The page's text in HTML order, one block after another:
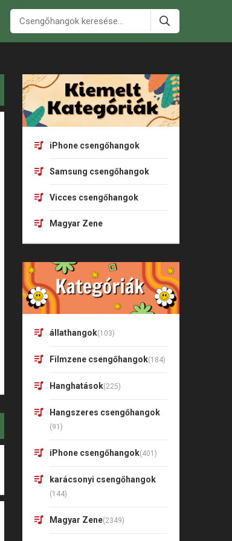
iPhone csengőhangok
Samsung csengőhangok
Vicces csengőhangok
Magyar Zene
állathangok(103)
Filmzene csengőhangok(184)
Hanghatások(225)
Hangszeres csengőhangok
(91)
iPhone csengőhangok(401)
karácsonyi csengőhangok
(144)
Magyar Zene(2349)